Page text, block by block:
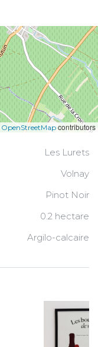
OpenStreetMap contributors
Les Lurets
Volnay
Pinot Noir
0.2 hectare
Argilo-calcaire